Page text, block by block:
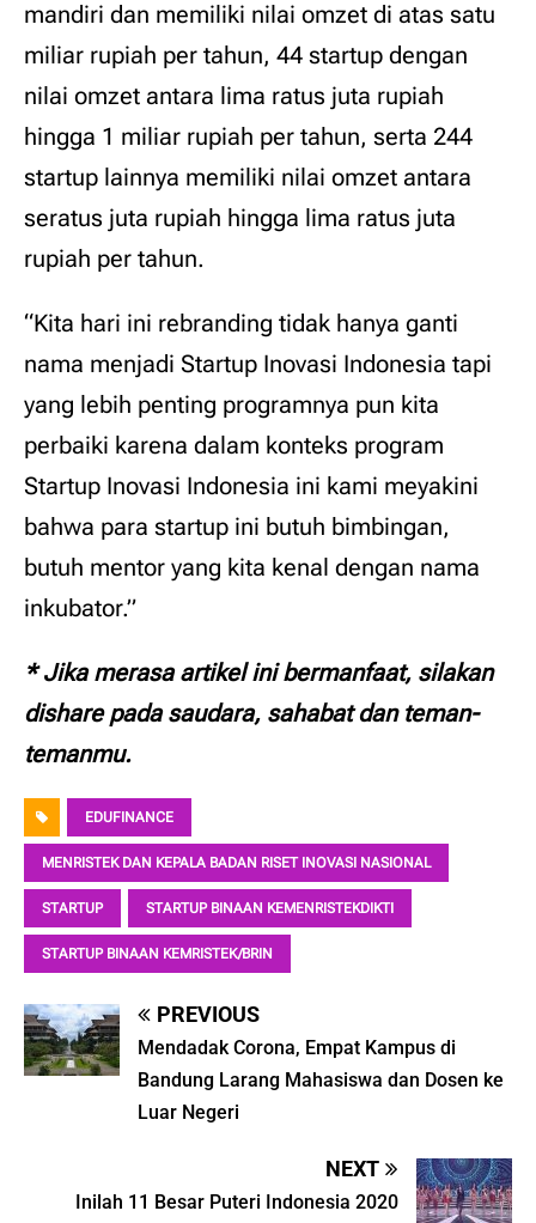
mandiri dan memiliki nilai omzet di atas satu
miliar rupiah per tahun, 44 startup dengan
nilai omzet antara lima ratus juta rupiah
hingga 1 miliar rupiah per tahun, serta 244
startup lainnya memiliki nilai omzet antara
seratus juta rupiah hingga lima ratus juta
rupiah per tahun.
“Kita hari ini rebranding tidak hanya ganti
nama menjadi Startup Inovasi Indonesia tapi
yang lebih penting programnya pun kita
perbaiki karena dalam konteks program
Startup Inovasi Indonesia ini kami meyakini
bahwa para startup ini butuh bimbingan,
butuh mentor yang kita kenal dengan nama
inkubator.”
* Jika merasa artikel ini bermanfaat, silakan
dishare pada saudara, sahabat dan teman-
temanmu.
EDUFINANCE
MENRISTEK DAN KEPALA BADAN RISET INOVASI NASIONAL
STARTUP STARTUP BINAAN KEMENRISTEKDIKTI
STARTUP BINAAN KEMRISTEK/BRIN
PREVIOUS
Mendadak Corona, Empat Kampus di
Bandung Larang Mahasiswa dan Dosen ke
Luar Negeri
NEXT
Inilah 11 Besar Puteri Indonesia 2020